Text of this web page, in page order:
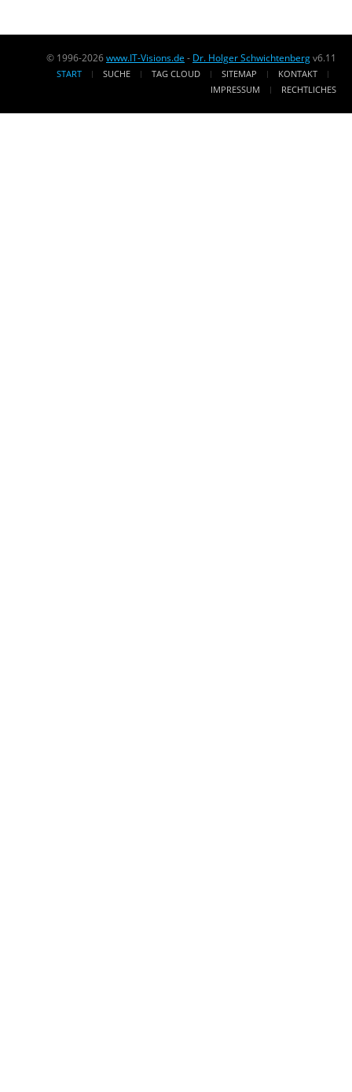
© 1996-2026www.IT-Visions.de - Dr. Holger Schwichtenbergv6.11
START SUCHE TAG CLOUD SITEMAP
KONTAKT
IMPRESSUM
RECHTLICHES